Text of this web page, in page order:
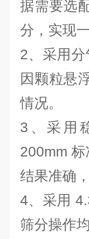
据需要选
分，实现
2、采用
因颗粒悬
情况。
3、采用
200mm
结果准确
4、采用
筛分操作